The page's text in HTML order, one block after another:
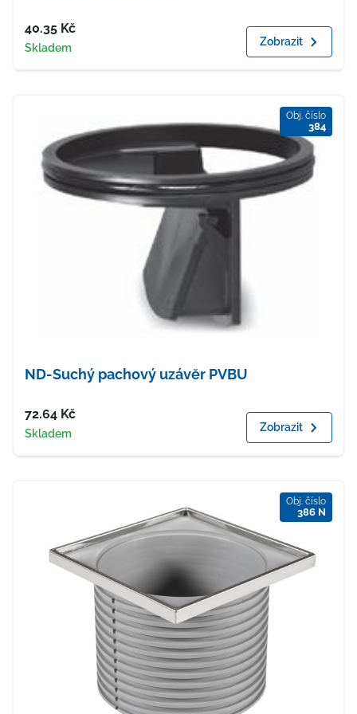
Cena
40.35 Kč
Dostupnost
Skladem Zobrazit
Obj. číslo
384
ND-Suchý pachový uzávěr PVBU
Cena
72.64 Kč
Dostupnost
Skladem Zobrazit
Obj. číslo
386 N